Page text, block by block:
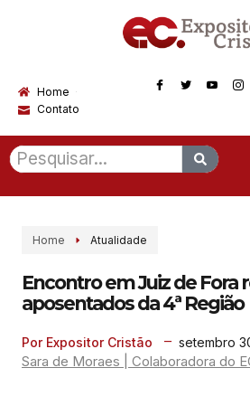
Home
Contato
Home Atualidade
Encontro em Juiz de Fora
aposentados da 4ª Região
Por Expositor Cristão setembro
Sara de Moraes | Colaboradora do